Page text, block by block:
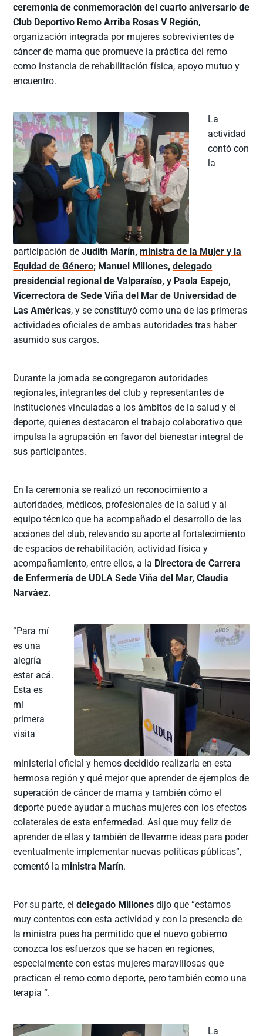
ceremonia de conmemoración del cuarto aniversario de
Club Deportivo Remo Arriba Rosas V Región,
organización integrada por mujeres sobrevivientes de
cáncer de mama que promueve la práctica del remo
como instancia de rehabilitación física, apoyo mutuo y
encuentro.
La
actividad
contó con
la
participación deJudith Marín,ministra de la Mujer y la
Equidad de Género; Manuel Millones,delegado
presidencial regional de Valparaíso, y Paola Espejo,
Vicerrectora de Sede Viña del Mar de Universidad de
Las Américas, y se constituyó como una de las primeras
actividades oficiales de ambas autoridades tras haber
asumido sus cargos.
Durante la jornada se congregaron autoridades
regionales, integrantes del club y representantes de
instituciones vinculadas a los ámbitos de la salud y el
deporte, quienes destacaron el trabajo colaborativo que
impulsa la agrupación en favor del bienestar integral de
sus participantes.
En la ceremonia se realizó un reconocimiento a
autoridades, médicos, profesionales de la salud y al
equipo técnico que ha acompañado el desarrollo de las
acciones del club, relevando su aporte al fortalecimiento
de espacios de rehabilitación, actividad física y
acompañamiento, entre ellos, a la Directora de Carrera
de Enfermería de UDLA Sede Viña del Mar, Claudia
Narváez.
“Para mí
es una
alegría
estar acá.
Esta es
mi
primera
visita
ministerial oficial y hemos decidido realizarla en esta
hermosa región y qué mejor que aprender de ejemplos de
superación de cáncer de mama y también cómo el
deporte puede ayudar a muchas mujeres con los efectos
colaterales de esta enfermedad. Así que muy feliz de
aprender de ellas y también de llevarme ideas para poder
eventualmente implementar nuevas políticas públicas”,
comentó laministra Marín.
Por su parte, eldelegado Millones dijo que “estamos
muy contentos con esta actividad y con la presencia de
la ministra pues ha permitido que el nuevo gobierno
conozca los esfuerzos que se hacen en regiones,
especialmente con estas mujeres maravillosas que
practican el remo como deporte, pero también como una
terapia “.
La